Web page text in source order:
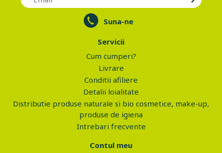
Suna-ne
Servicii
Cum cumperi?
Livrare
Conditii afiliere
Detalii loialitate
Distributie produse naturale si bio cosmetice, make-up,
produse de igiena
Intrebari frecvente
Contul meu